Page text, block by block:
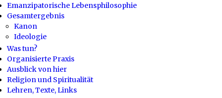
Emanzipatorische Lebensphilosophie
Gesamtergebnis
Kanon
Ideologie
Was tun?
Organisierte Praxis
Ausblick von hier
Religion und Spiritualität
Lehren, Texte, Links